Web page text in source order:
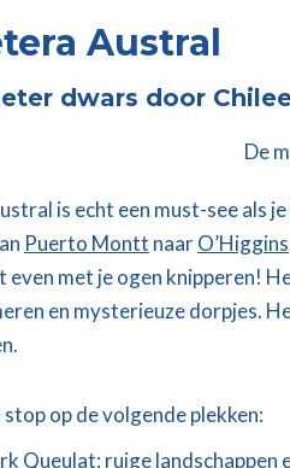
Austral
dwars door
is echt een must-see als
Puerto Montt naarO’Higgins
even met je ogen knipperen!
en mysterieuze dorpjes.
stop op de volgende plekken:
Queulat: ruige